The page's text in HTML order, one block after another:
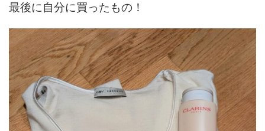
最後に自分に買ったもの！